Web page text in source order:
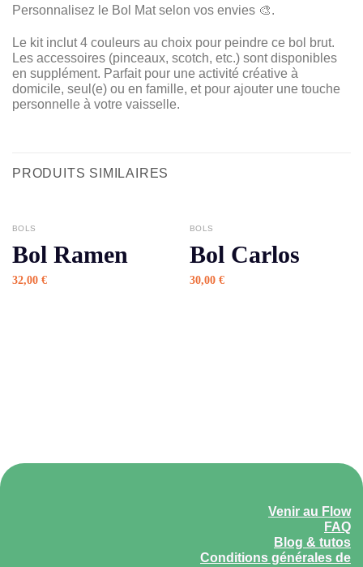
Personnalisez le Bol Mat selon vos envies 🎨.
Le kit inclut 4 couleurs au choix pour peindre ce bol brut.
Les accessoires (pinceaux, scotch, etc.) sont disponibles
en supplément. Parfait pour une activité créative à
domicile, seul(e) ou en famille, et pour ajouter une touche
personnelle à votre vaisselle.
PRODUITS SIMILAIRES
BOLS
Bol Ramen
32,00 €
BOLS
Bol Carlos
30,00 €
Venir au Flow
FAQ
Blog & tutos
Conditions générales de